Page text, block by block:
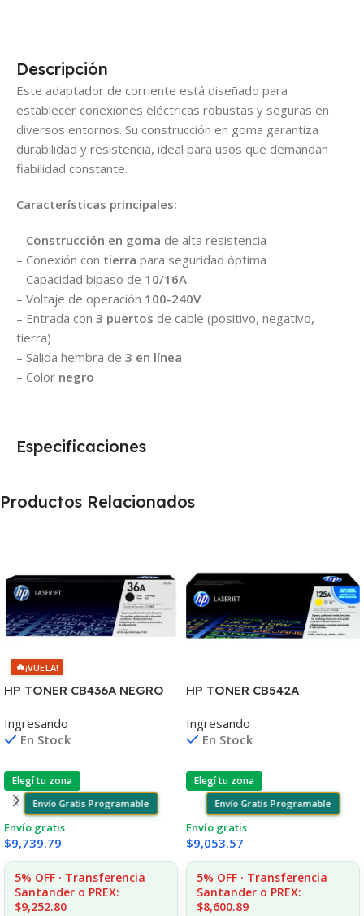
Descripción
Este adaptador de corriente está diseñado para
establecer conexiones eléctricas robustas y seguras en
diversos entornos. Su construcción en goma garantiza
durabilidad y resistencia, ideal para usos que demandan
fiabilidad constante.
Características principales:
– Construcción en goma de alta resistencia
– Conexión con tierra para seguridad óptima
– Capacidad bipaso de 10/16A
– Voltaje de operación 100-240V
– Entrada con 3 puertos de cable (positivo, negativo,
tierra)
– Salida hembra de 3 en línea
– Color negro
Especificaciones
Productos Relacionados
🔥¡VUELA!
HP TONER CB436A NEGRO
2.000 COPIAS
Ingresando
En Stock
Elegí tu zona
Envío Gratis Programable
Envío gratis
$9,739.79
5% OFF · Transferencia
Santander o PREX:
$9,252.80
HP TONER CB542A
1215/1515/1510/1312
Ingresando
En Stock
Elegí tu zona
Envío Gratis Programable
Envío gratis
$9,053.57
5% OFF · Transferencia
Santander o PREX:
$8,600.89